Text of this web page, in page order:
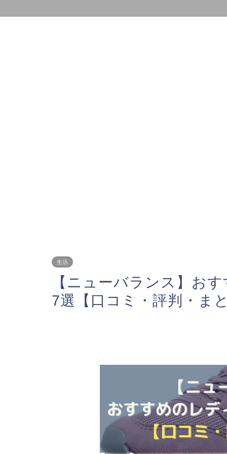
生活
【ニューバランス】お
7選【口コミ・評判・ま